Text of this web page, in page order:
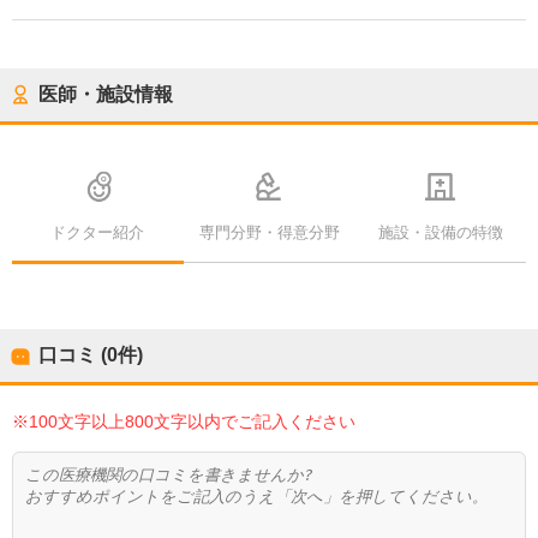
医師・施設情報
ドクター紹介 専門分野・得意分野 施設・設備の特徴
口コミ (0件)
※100文字以上800文字以内でご記入ください